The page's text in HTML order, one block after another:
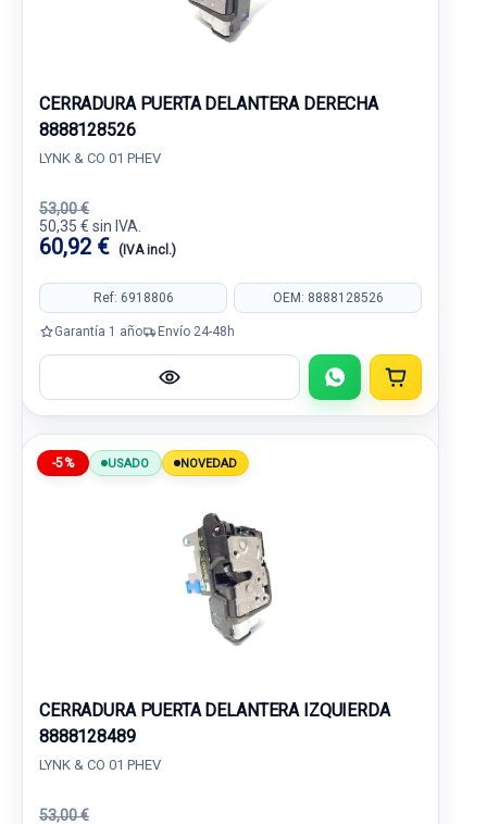
CERRADURA PUERTA DELANTERA DERECHA
8888128526
LYNK & CO 01 PHEV
53,00 €
50,35 € sin IVA.
60,92 € (IVA incl.)
Ref: 6918806 OEM: 8888128526
Garantía 1 año Envío 24-48h
-5% USADO NOVEDAD
CERRADURA PUERTA DELANTERA IZQUIERDA
8888128489
LYNK & CO 01 PHEV
53,00 €